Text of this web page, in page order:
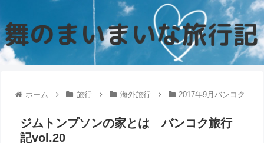
ホーム 旅行 海外旅行 2017年9月バンコク
ジムトンプソンの家とは バンコク旅行
記vol.20